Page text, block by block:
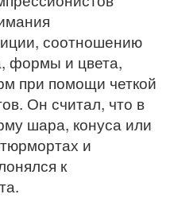
соотношению
формы и цвета,
при помощи четкой
Он считал, что в
шара, конуса или
и
к